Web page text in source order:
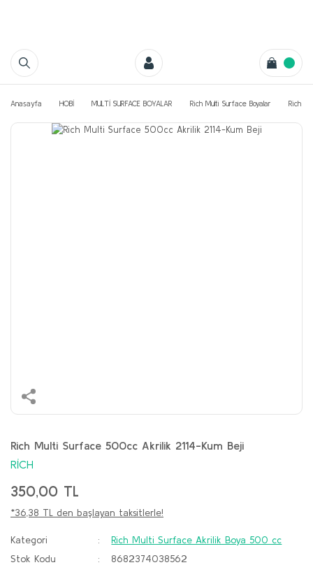
Anasayfa HOBİ MULTİ SURFACE BOYALAR Rich Multi Surface Boyalar Rich
Rich Multi Surface 500cc Akrilik 2114-Kum Beji
RİCH
350,00 TL
*36,38 TL den başlayan taksitlerle!
Kategori
Rich Multi Surface Akrilik Boya 500 cc
Stok Kodu
8682374038562